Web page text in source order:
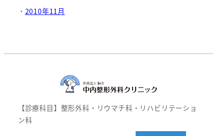
2010年11月
【診療科目】整形外科・リウマチ科・リハビリテーショ
ン科